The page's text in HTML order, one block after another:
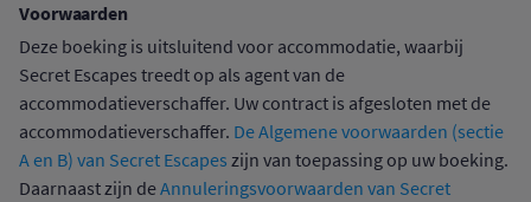
Voorwaarden
Deze boeking is uitsluitend voor accommodatie, waarbij
Secret Escapes treedt op als agent van de
accommodatieverschaffer. Uw contract is afgesloten met de
accommodatieverschaffer. De Algemene voorwaarden (sectie
A en B) van Secret Escapes zijn van toepassing op uw boeking.
Daarnaast zijn deAnnuleringsvoorwaarden van Secret